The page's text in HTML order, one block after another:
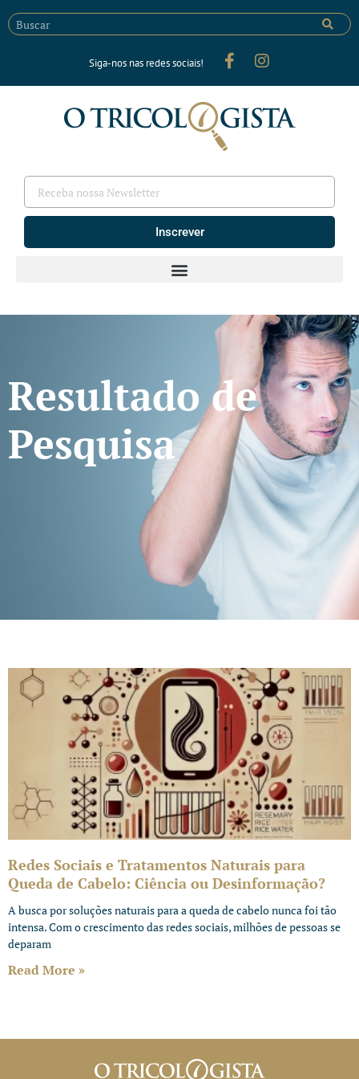
Siga-nos nas redes sociais!
Inscrever
Resultado de
Pesquisa
Redes Sociais e Tratamentos Naturais para
Queda de Cabelo: Ciência ou Desinformação?
A busca por soluções naturais para a queda de cabelo nunca foi tão
intensa. Com o crescimento das redes sociais, milhões de pessoas se
deparam
Read More »